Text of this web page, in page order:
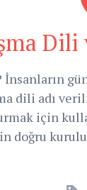
Dili
dili adı
için
doğru